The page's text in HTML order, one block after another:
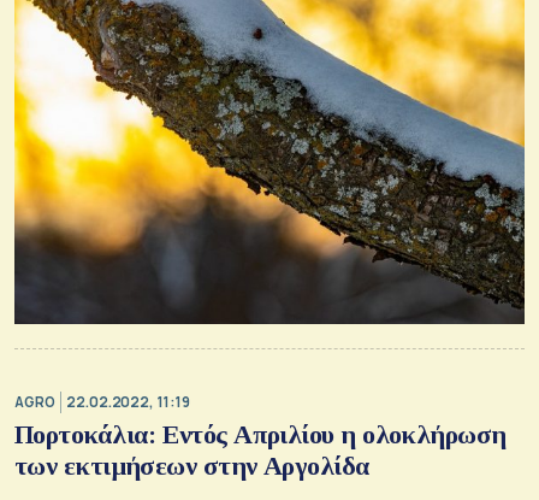
AGRO 22.02.2022, 11:19
Πορτοκάλια: Εντός Απριλίου η ολοκλήρωση
των εκτιμήσεων στην Αργολίδα